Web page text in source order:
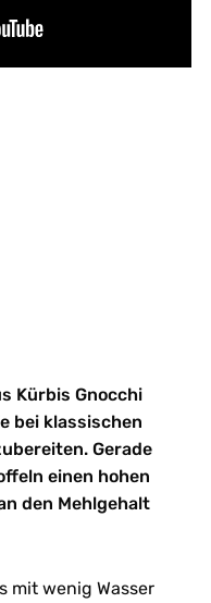
Kürbis Gnocchi
bei klassischen
Gerade
einen hohen
den Mehlgehalt
mit wenig Wasser